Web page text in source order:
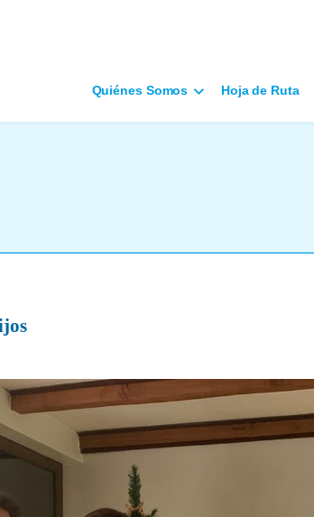
Quiénes Somos Hoja de Ruta